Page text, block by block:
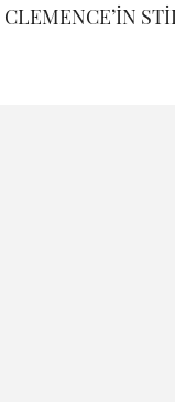
CLEMENCE’İN